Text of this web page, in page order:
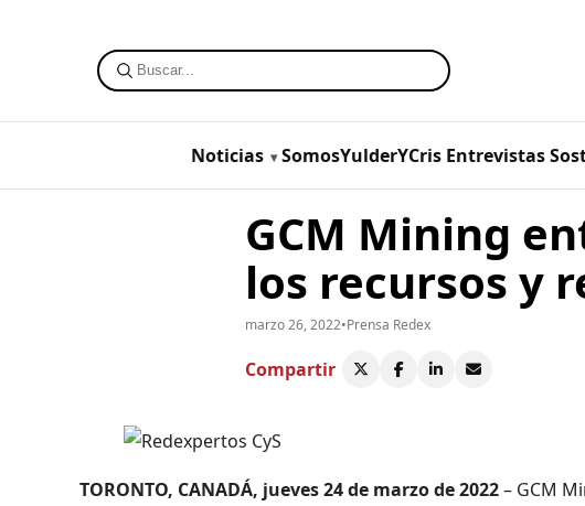
Noticias SomosYulderYCris Entrevistas
GCM Mining
los recursos y
marzo 26, 2022•Prensa Redex
Compartir
TORONTO, CANADÁ, jueves 24 de marzo de 2022– GCM